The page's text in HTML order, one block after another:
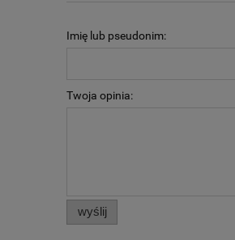
Imię lub pseudonim:
Twoja opinia:
wyślij